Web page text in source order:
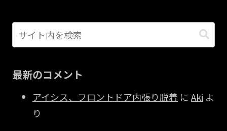
最新のコメント
アイシス、フロントドア内張り脱着 にAki よ
り